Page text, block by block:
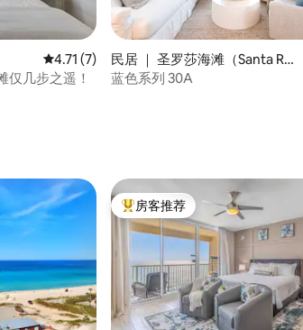
价
平均评分 4.71 分（满分 5 分），共 7 条评价
4.71 (7)
仅几步之遥！
民居 ｜ 圣罗莎海滩（Santa Ro
sa Beach）
蓝色系列 30A
热门「房客推荐」
房客推荐